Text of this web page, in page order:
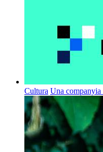
Cultura Una companyia